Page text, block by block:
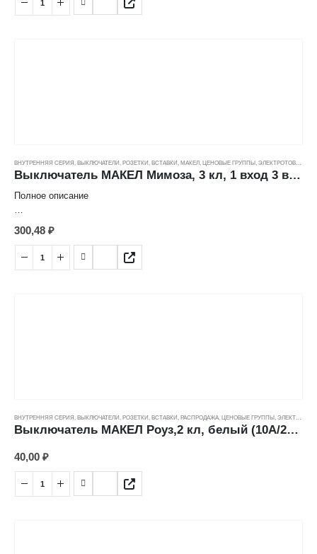
Производитель: Makel
ВНУТРЕННЯЯ СЕРИЯ, ВЫКЛЮЧАТЕЛИ, РОЗЕТКИ, ВСТАВКИ, МАКЕЛ, ЦЕНОВЫЕ ГРУППЫ , ЭЛЕКТРОТОВАРЫ
Выключатель МАКЕЛ Мимоза, 3 кл, 1 вход 3 выхода, белый (10А/250В) ---
Полное описание
Характеристика товара:
Выключатель 3кл
Страна: Турция
Производитель: Makel
300,48 ₽
ВНУТРЕННЯЯ СЕРИЯ, ВЫКЛЮЧАТЕЛИ, РОЗЕТКИ, ВСТАВКИ, РАСПРОДАЖА, ЦЕНОВЫЕ ГРУППЫ , ЭЛЕКТРОТОВАРЫ
Выключатель МАКЕЛ Роуз,2 кл, белый (10А/250В) СО ВСТАВКОЙ ---
40,00 ₽